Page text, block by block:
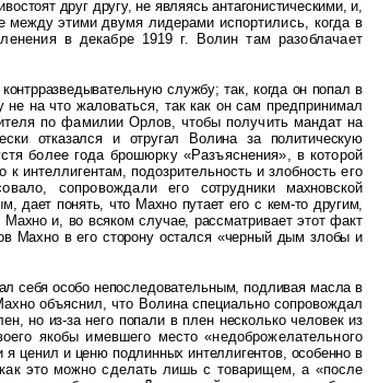
друг другу, не являясь антагонистическими, и,
между этими двумя лидерами испортились, когда в
в декабре 1919 г. Волин там разоблачает
контрразведывательную службу; так, когда он попал в
на что жаловаться, так как он сам предпринимал
по фамилии Орлов, чтобы получить мандат на
отказался и отругал Волина за политическую
более года брошюрку «Разъяснения», в которой
к интеллигентам, подозрительность и злобностьего
сопровождали его сотрудники махновской
дает понять, что Махно путает его с кем-то другим,
Махно и, во всяком случае, рассматривает этот факт
Махно в его сторону остался «черный дым злобы и
себя особо непоследовательным, подливая масла в
объяснил, что Волина специально сопровождал
но из-занего попали в плен несколько человек из
якобы имевшего место «недоброжелательного
ценил и ценю подлинных интеллигентов, особенно в
это можно сделать лишь с товарищем, а «после